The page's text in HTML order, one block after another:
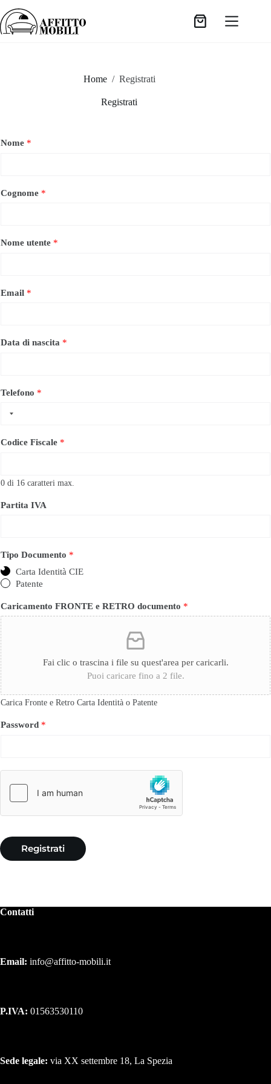
al
contenuto
Carrello
Home / Registrati
Registrati
Nome *
Cognome *
Nome utente *
Email *
Data di nascita *
Telefono *
Codice Fiscale *
0 di 16 caratteri max.
Partita IVA
Tipo Documento *
Carta Identità CIE
Patente
Caricamento FRONTE e RETRO documento *
Fai clic o trascina i file su quest'area per caricarli.
Puoi caricare fino a 2 file.
Carica Fronte e Retro Carta Identità o Patente
Password *
Registrati
Contatti
Email: info@affitto-mobili.it
P.IVA: 01563530110
Sede legale: via XX settembre 18, La Spezia